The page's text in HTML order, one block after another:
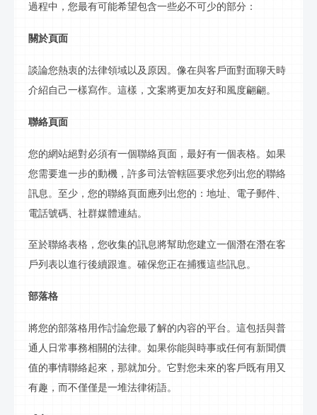
過程中，您最有可能希望包含一些必不可少的部分：
關於頁面
談論您熱衷的法律領域以及原因。像在與客戶面對面聊天時
介紹自己一樣寫作。這樣，文案將更加友好和風度翩翩。
聯絡頁面
您的網站絕對必須有一個聯絡頁面，最好有一個表格。如果
您需要進一步的動機，許多司法管轄區要求您列出您的聯絡
訊息 。至少，您的聯絡頁面應列出您的：地址、電子郵件、
電話號碼、 社群媒體連結。
至於聯絡表格，您收集的訊息將幫助您建立一個潛在潛在客
戶列表以進行後續跟進。確保您正在捕獲這些訊息。
部落格
將您的部落格用作討論您最了解的內容的平台。這包括與普
通人日常事務相關的法律。如果你能與時事或任何有新聞價
值的事情聯絡起來，那就加分。它對您未來的客戶既有用又
有趣，而不僅僅是一堆法律術語。